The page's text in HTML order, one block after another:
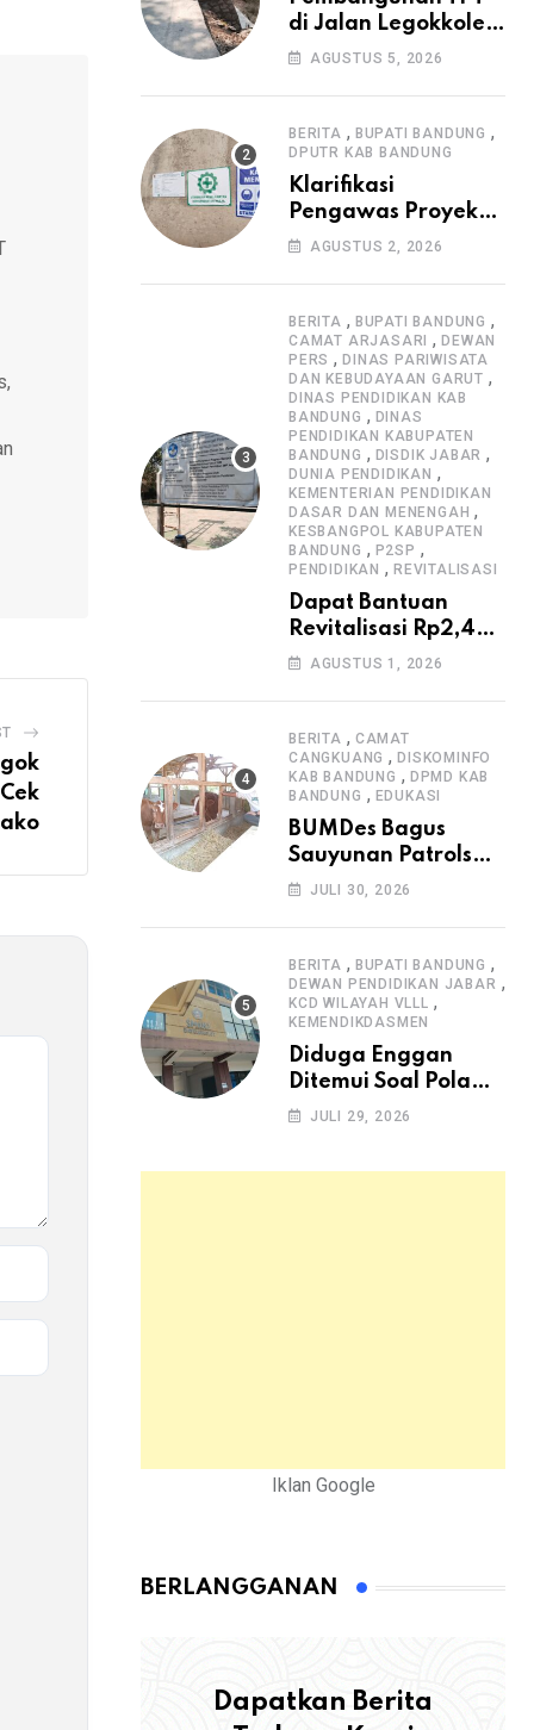
di Jalan Legokkole
Rawabogo Disorot
Tanpa Papan
Informasi Proyek
AGUSTUS 5, 2026
BERITA , BUPATI BANDUNG ,
DPUTR KAB BANDUNG
Klarifikasi
Pengawas Proyek
Citiis Terkait
Pengawasan K3
AGUSTUS 2, 2026
BERITA , BUPATI BANDUNG ,
CAMAT ARJASARI ,DEWAN
PERS ,DINAS PARIWISATA
DAN KEBUDAYAAN GARUT ,
DINAS PENDIDIKAN KAB
BANDUNG , DINAS
PENDIDIKAN KABUPATEN
BANDUNG , DISDIK JABAR ,
DUNIA PENDIDIKAN ,
KEMENTERIAN PENDIDIKAN
DASAR DAN MENENGAH ,
KESBANGPOL KABUPATEN
BANDUNG , P2SP ,
PENDIDIKAN , REVITALISASI
Dapat Bantuan
Revitalisasi Rp2,4
Miliar, SMPN 1
Masyarakat Sambut
Antusias
AGUSTUS 1, 2026
BERITA , CAMAT
CANGKUANG ,DISKOMINFO
KAB BANDUNG , DPMD KAB
BANDUNG , EDUKASI
BUMDes Bagus
Sauyunan Patrolsari
Alokasikan 20
untuk Ketahanan
Pangan Hewani dan
Nabati
JULI 30, 2026
BERITA , BUPATI BANDUNG ,
DEWAN PENDIDIKAN JABAR ,
KCD WILAYAH VLLL ,
KEMENDIKDASMEN
Diduga Enggan
Ditemui Soal Pola
SPMB, Kepsek SMAN
JULI 29, 2026
Iklan Google
BERLANGGANAN
Dapatkan Berita